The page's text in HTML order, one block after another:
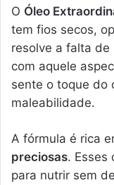
O Óleo
tem fios secos,
resolve a falta
com aquele
sente o toque do
maleabilidade.
A fórmula é rica
preciosas. Esses
para nutrir sem